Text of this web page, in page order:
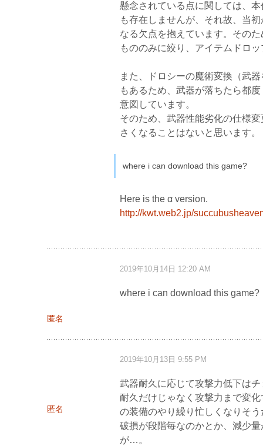
懸念されている点に関しては、
も存在しませんが、それ故、当
なる欠点を抱えています。その
もののみに絞り、アイテムドロ
また、ドロシーの魔術変換（武
もあるため、武器が落ちたら都
意図しています。
そのため、武器性能劣化の仕様
さくなることはないと思います。
where i can download this game?
Here is the α version.
http://kwt.web2.jp/
匿名
2019年10月14日 12:20 AM
where i can download this game?
匿名
2019年10月13日 9:55 PM
武器耐久に応じて攻撃力低下は
耐久だけじゃなく攻撃力まで変
の装備のやり繰り忙しくなりそう
破損が段階毎なのかとか、減少
が…。